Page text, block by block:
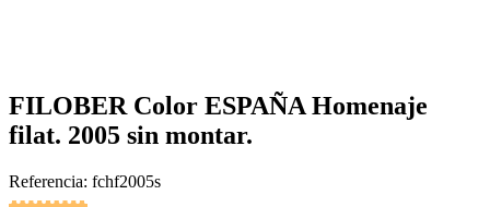
FILOBER Color ESPAÑA Homenaje
filat. 2005 sin montar.
Referencia: fchf2005s